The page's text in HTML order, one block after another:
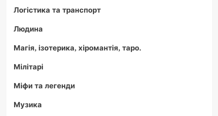
Логістика та транспорт
Людина
Магія, ізотерика, хіромантія, таро.
Мілітарі
Міфи та легенди
Музика